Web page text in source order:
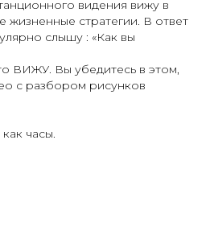
видения вижу в
жизненные стратегии. В ответ
слышу : «Как вы
ВИЖУ. Вы убедитесь в этом,
с разбором рисунков
часы.